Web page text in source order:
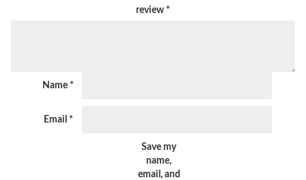
review *
Name *
Email *
Save my
name,
email, and